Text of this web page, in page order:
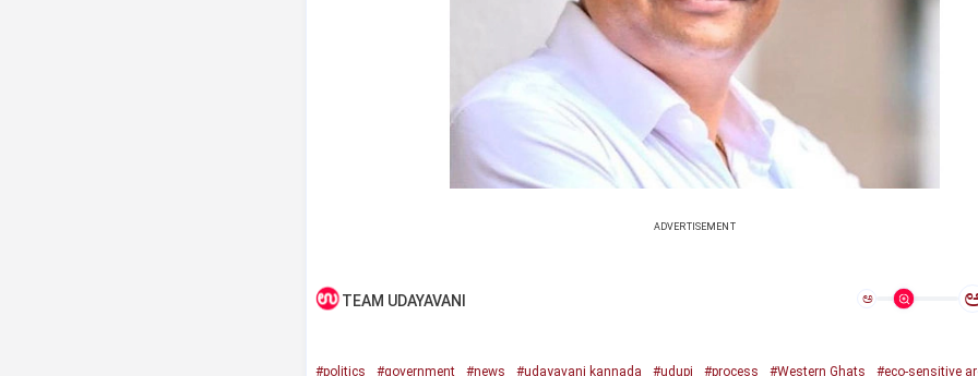
ADVERTISEMENT
TEAM UDAYAVANI ಅ
#politics #government #news #udayavani kannada #udupi #process #Western Ghats
#eco-sensitive